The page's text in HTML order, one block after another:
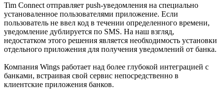
Tim Connect отправляет push-уведомления на специально
установаленное пользователями приложение. Если
пользователь не ввел код в течении определенного времени,
уведомление дублируется по SMS. На наш взгляд,
недостатком этого решения является необходимость установки
отдельного приложения для получения уведомлений от банка.
Компания Wings работает над более глубокой интеграцией с
банками, встраивая свой сервис непосредственно в
клиентские приложения банков.